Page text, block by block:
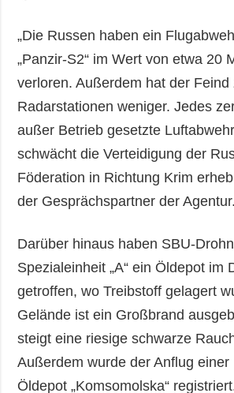
„Die Russen haben ein
„Panzir-S2“ im Wert von etwa 20
verloren. Außerdem hat der Feind
Radarstationen weniger. Jedes
außer Betrieb gesetzte
schwächt die Verteidigung der
Föderation in Richtung Krim
der Gesprächspartner der Agentur.
Darüber hinaus haben SBU-
Spezialeinheit „A“ ein Öldepot im
getroffen, wo Treibstoff gelagert
Gelände ist ein Großbrand
steigt eine riesige schwarze
Außerdem wurde der Anflug
Öldepot „Komsomolska“